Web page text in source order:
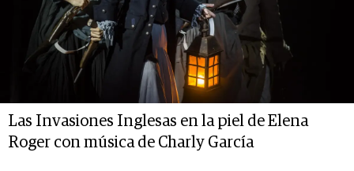
Las Invasiones Inglesas en la piel de Elena
Roger con música de Charly García